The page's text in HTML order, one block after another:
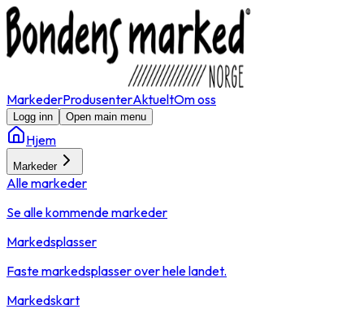
MarkederProdusenterAktueltOm oss
Logg inn Open main menu
Hjem
Markeder
Alle markeder
Se alle kommende markeder
Markedsplasser
Faste markedsplasser over hele landet.
Markedskart